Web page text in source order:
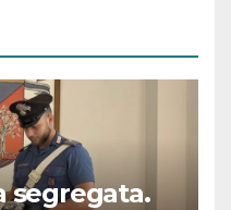
segregata.